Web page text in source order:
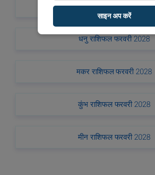
वृश्चिक राशिफल फरवरी 2028
धनु राशिफल फरवरी 2028
मकर राशिफल फरवरी 2028
कुंभ राशिफल फरवरी 2028
मीन राशिफल फरवरी 2028
साइन अप करें